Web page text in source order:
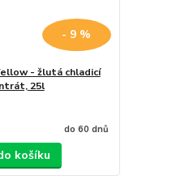
- 9 %
- žlutá chladicí
25l
do 60 dnů
košíku